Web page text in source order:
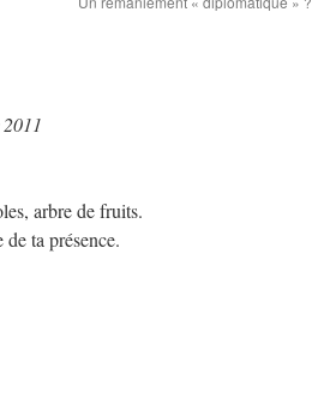
arbre de fruits.
ta présence.